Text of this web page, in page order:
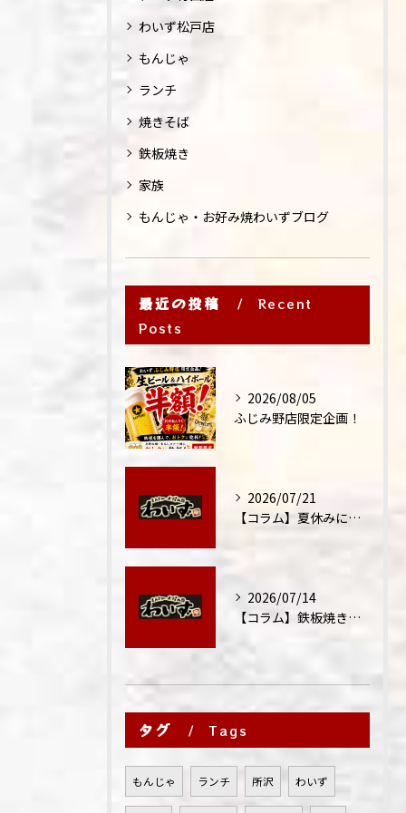
わいず松戸店
もんじゃ
ランチ
焼きそば
鉄板焼き
家族
もんじゃ・お好み焼わいずブログ
最近の投稿
Recent
Posts
2026/08/05
ふじみ野店限定企画！
2026/07/21
【コラム】夏休みに家族外食が増える理由
2026/07/14
【コラム】鉄板焼きが"コミュニケーション飯"と呼ばれる理由
タグ Tags
もんじゃ ランチ 所沢 わいず